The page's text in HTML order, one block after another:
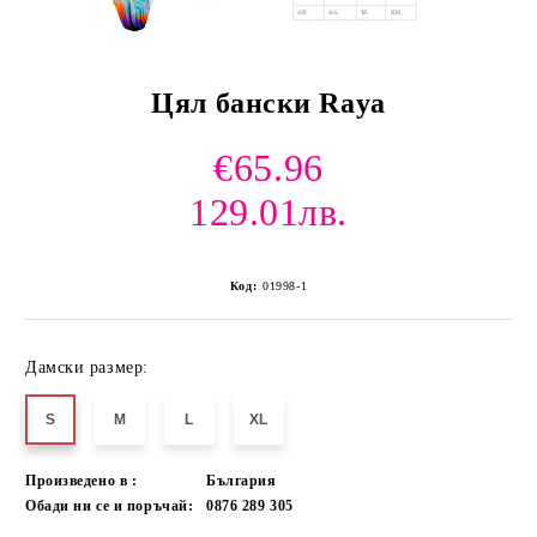
Цял бански Raya
€65.96
129.01лв.
Код: 01998-1
Дамски размер:
S M L XL
Произведено в :
България
Обади ни се и поръчай:
0876 289 305